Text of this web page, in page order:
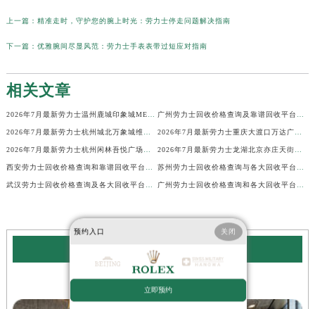
上一篇： 精准走时，守护您的腕上时光：劳力士停走问题解决指南
下一篇： 优雅腕间尽显风范：劳力士手表表带过短应对指南
相关文章
劳力士服务中心
北京劳力士手表售后服务中心
预约入口 关闭
立即预约